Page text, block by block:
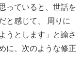
っていると、世話を
と感じて、 周りに
うとします」と諭さ
に、次のような修正